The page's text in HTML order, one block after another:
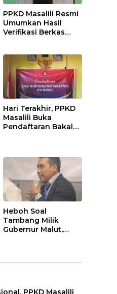
PPKD Masalili Resmi
Umumkan Hasil
Verifikasi Berkas
Hari Terakhir, PPKD
Masalili Buka
Pendaftaran Bakal
Heboh Soal
Tambang Milik
Gubernur Malut,
Tjoanda
PPKD Masalili